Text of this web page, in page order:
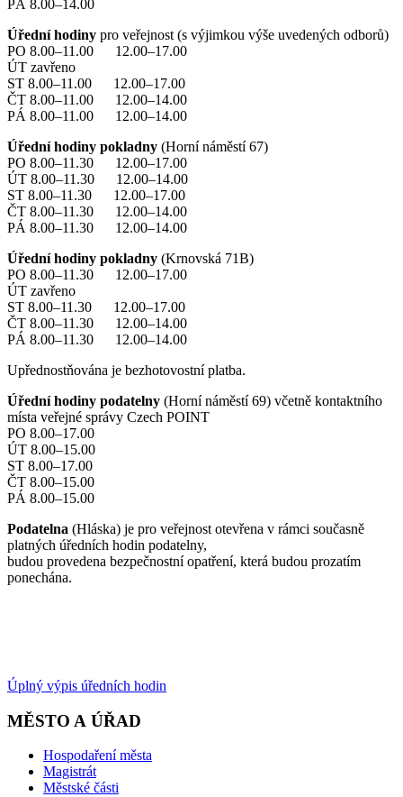
PÁ 8.00–14.00
Úřední hodiny pro veřejnost (s výjimkou výše uvedených odborů)
PO 8.00–11.00 12.00–17.00
ÚT zavřeno
ST 8.00–11.00 12.00–17.00
ČT 8.00–11.00 12.00–14.00
PÁ 8.00–11.00 12.00–14.00
Úřední hodiny pokladny (Horní náměstí 67)
PO 8.00–11.30 12.00–17.00
ÚT 8.00–11.30 12.00–14.00
ST 8.00–11.30 12.00–17.00
ČT 8.00–11.30 12.00–14.00
PÁ 8.00–11.30 12.00–14.00
Úřední hodiny pokladny (Krnovská 71B)
PO 8.00–11.30 12.00–17.00
ÚT zavřeno
ST 8.00–11.30 12.00–17.00
ČT 8.00–11.30 12.00–14.00
PÁ 8.00–11.30 12.00–14.00
Upřednostňována je bezhotovostní platba.
Úřední hodiny podatelny (Horní náměstí 69) včetně kontaktního
místa veřejné správy Czech POINT
PO 8.00–17.00
ÚT 8.00–15.00
ST 8.00–17.00
ČT 8.00–15.00
PÁ 8.00–15.00
Podatelna (Hláska) je pro veřejnost otevřena v rámci současně
platných úředních hodin podatelny,
budou provedena bezpečnostní opatření, která budou prozatím
ponechána.
Úplný výpis úředních hodin
MĚSTO A ÚŘAD
Hospodaření města
Magistrát
Městské části